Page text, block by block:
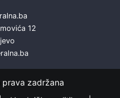
12
zadržana